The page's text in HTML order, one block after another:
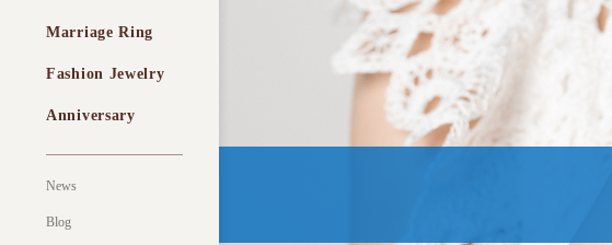
Marriage Ring
Fashion Jewelry
Anniversary
News
Blog